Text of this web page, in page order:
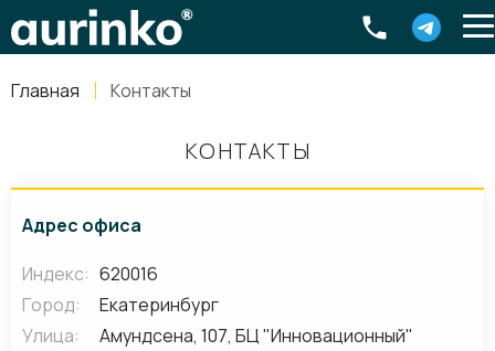
Главная Контакты
КОНТАКТЫ
Адрес офиса
Индекс: 620016
Город:
Екатеринбург
Улица:
Амундсена, 107, БЦ "Инновационный"
Россия, Свердловская область Екатеринбург ,
8-800-770-79-40